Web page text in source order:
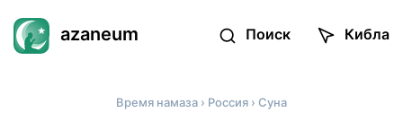
azaneum Поиск Кибла
Время намаза › Россия › Суна